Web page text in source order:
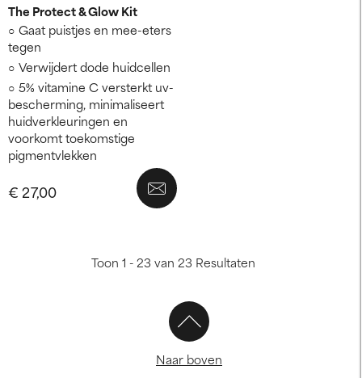
The Protect & Glow Kit
Gaat puistjes en mee-eters
tegen
Verwijdert dode huidcellen
5% vitamine C versterkt uv-
bescherming, minimaliseert
huidverkleuringen en
voorkomt toekomstige
pigmentvlekken
€ 27,00
Toon 1 - 23 van 23 Resultaten
Naar boven